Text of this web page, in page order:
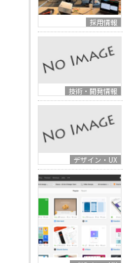
採用情報
技術・開発情報
デザイン・UX